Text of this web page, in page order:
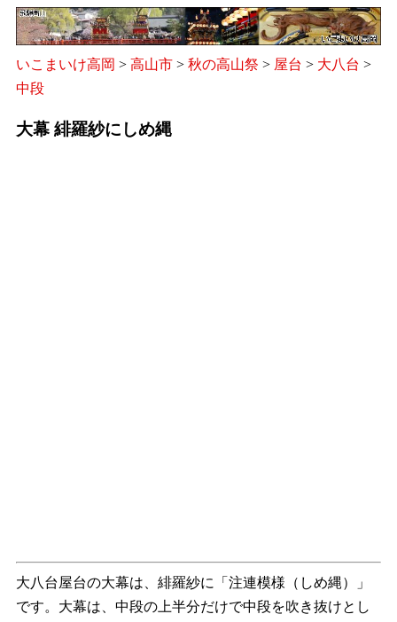
いこまいけ高岡 > 高山市 > 秋の高山祭 > 屋台 > 大八台 >
中段
大幕 緋羅紗にしめ縄
大八台屋台の大幕は、緋羅紗に「注連模様（しめ縄）」
です。大幕は、中段の上半分だけで中段を吹き抜けとし